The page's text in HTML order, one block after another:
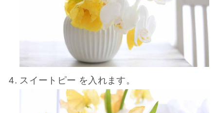
スイートピー を入れます。